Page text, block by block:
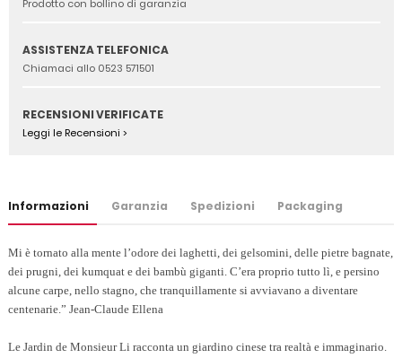
Prodotto con bollino di garanzia
ASSISTENZA TELEFONICA
Chiamaci allo 0523 571501
RECENSIONI VERIFICATE
Leggi le Recensioni >
Informazioni Garanzia Spedizioni Packaging
Mi è tornato alla mente l’odore dei laghetti, dei gelsomini, delle pietre bagnate,
dei prugni, dei kumquat e dei bambù giganti. C’era proprio tutto lì, e persino
alcune carpe, nello stagno, che tranquillamente si avviavano a diventare
centenarie.” Jean-Claude Ellena
Le Jardin de Monsieur Li racconta un giardino cinese tra realtà e immaginario.